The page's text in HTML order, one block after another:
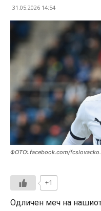
31.05.2026 14:54
ФОТО:.facebook.com/
+1
Одличен меч на